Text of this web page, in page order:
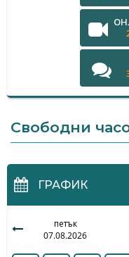
Свободни
ГРАФИК
петък
07.08.2026